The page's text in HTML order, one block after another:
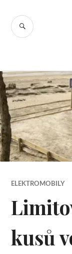
obsahu
HLEDAT
ELEKTROMOBILY
kusů